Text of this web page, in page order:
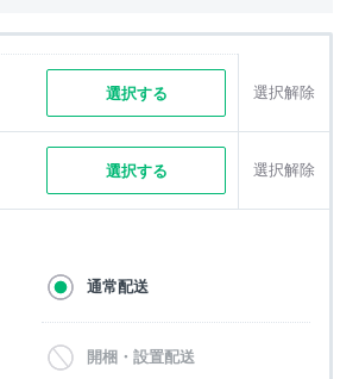
選択する 選択解除
選択する 選択解除
通常配送
開梱・設置配送